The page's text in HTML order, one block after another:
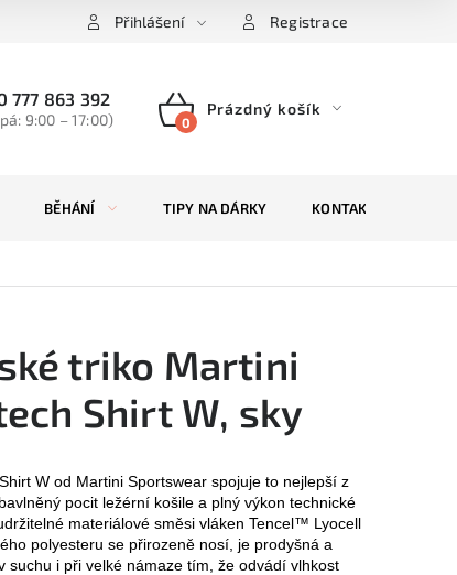
Přihlášení Registrace
777 863 392
9:00 – 17:00)
NÁKUPNÍ
Prázdný košík
BĚHÁNÍ TIPY NA DÁRKY KONTAKTY
triko Martini
Shirt W, sky
W od Martini Sportswear spojuje to nejlepší z
pocit ležérní košile a plný výkon technické
materiálové směsi vláken Tencel™ Lyocell
polyesteru se přirozeně nosí, je prodyšná a
suchu i při velké námaze tím, že odvádí vlhkost